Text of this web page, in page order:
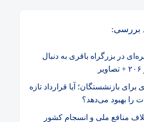
بررسی:
در بزرگراه باقری به دنبال
برای بازنشستگان؛ آیا قرارداد تازه
را بهبود می‌دهد؟
منافع ملی و انسجام کشور